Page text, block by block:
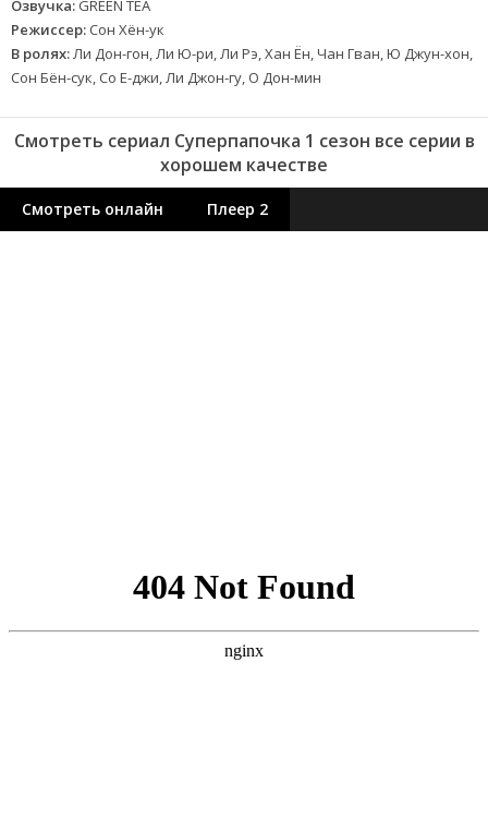
Озвучка: GREEN TEA
Режиссер: Сон Хён-ук
В ролях:Ли Дон-гон, Ли Ю-ри, Ли Рэ, Хан Ён, Чан Гван, Ю Джун-хон,
Сон Бён-сук, Со Е-джи, Ли Джон-гу, О Дон-мин
Смотреть сериал Суперпапочка 1 сезон все серии в
хорошем качестве
Смотреть онлайн Плеер 2